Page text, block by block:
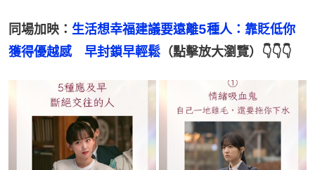
同場加映： 生活想幸福建議要遠離5種人：靠貶低你
獲得優越感　早封鎖早輕鬆 （點擊放大瀏覽）👇👇👇